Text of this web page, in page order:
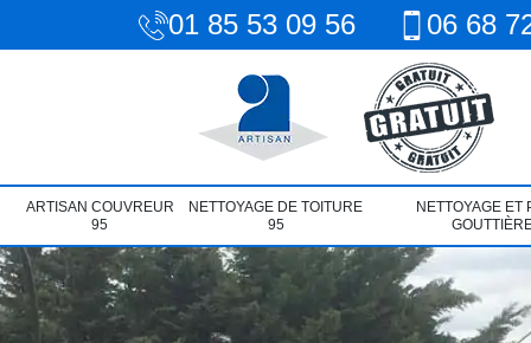
01 85 53 09 56 06 68
ARTISAN COUVREUR
95
NETTOYAGE DE TOITURE
95
NETTOYAGE ET